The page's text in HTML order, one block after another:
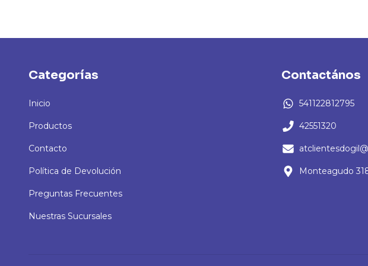
Categorías
Inicio
Productos
Contacto
Política de Devolución
Preguntas Frecuentes
Nuestras Sucursales
Contactános
541122812795
42551320
Monteagudo